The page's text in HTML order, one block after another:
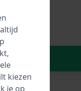
kiezen
je op